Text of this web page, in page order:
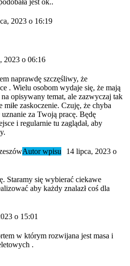
2023 o 16:19
2023 o 06:16
naprawdę szczęśliwy, że
. Wielu osobom wydaje się, że mają
opisywany temat, ale zazwyczaj tak
miłe zaskoczenie. Czuję, że chyba
za Twoją pracę. Będę
i regularnie tu zaglądał, aby
Autor wpisu
14 lipca, 2023 o
Staramy się wybierać ciekawe
aby każdy znalazł coś dla
o 15:01
w którym rozwijana jest masa i
.